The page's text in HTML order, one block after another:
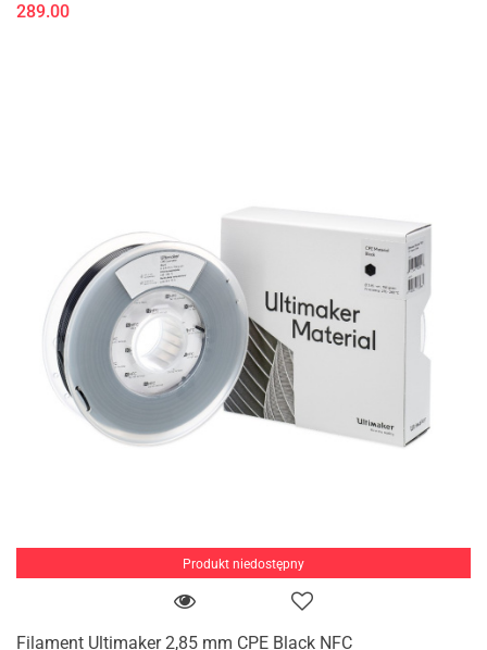
289.00
Produkt niedostępny
Filament Ultimaker 2,85 mm CPE Black NFC